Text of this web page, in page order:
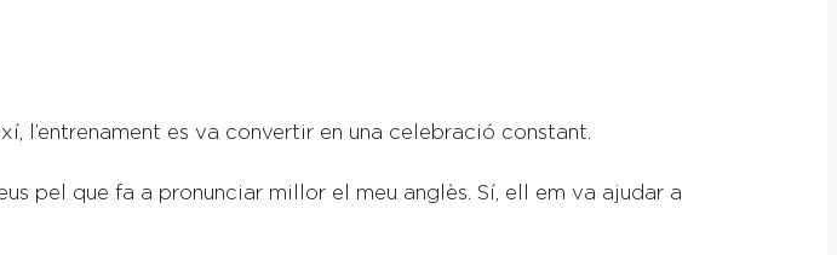
l’entrenament es va convertir en una celebració constant.
pel que fa a pronunciar millor el meu anglès. Sí, ell em va ajudar a